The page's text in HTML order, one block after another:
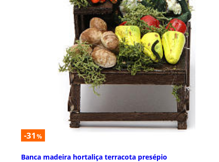
-31 %
Banca madeira hortaliça terracota presépio